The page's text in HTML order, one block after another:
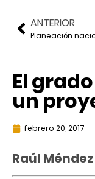
ANTERIOR
El
un
febrero 20, 2017
Raúl